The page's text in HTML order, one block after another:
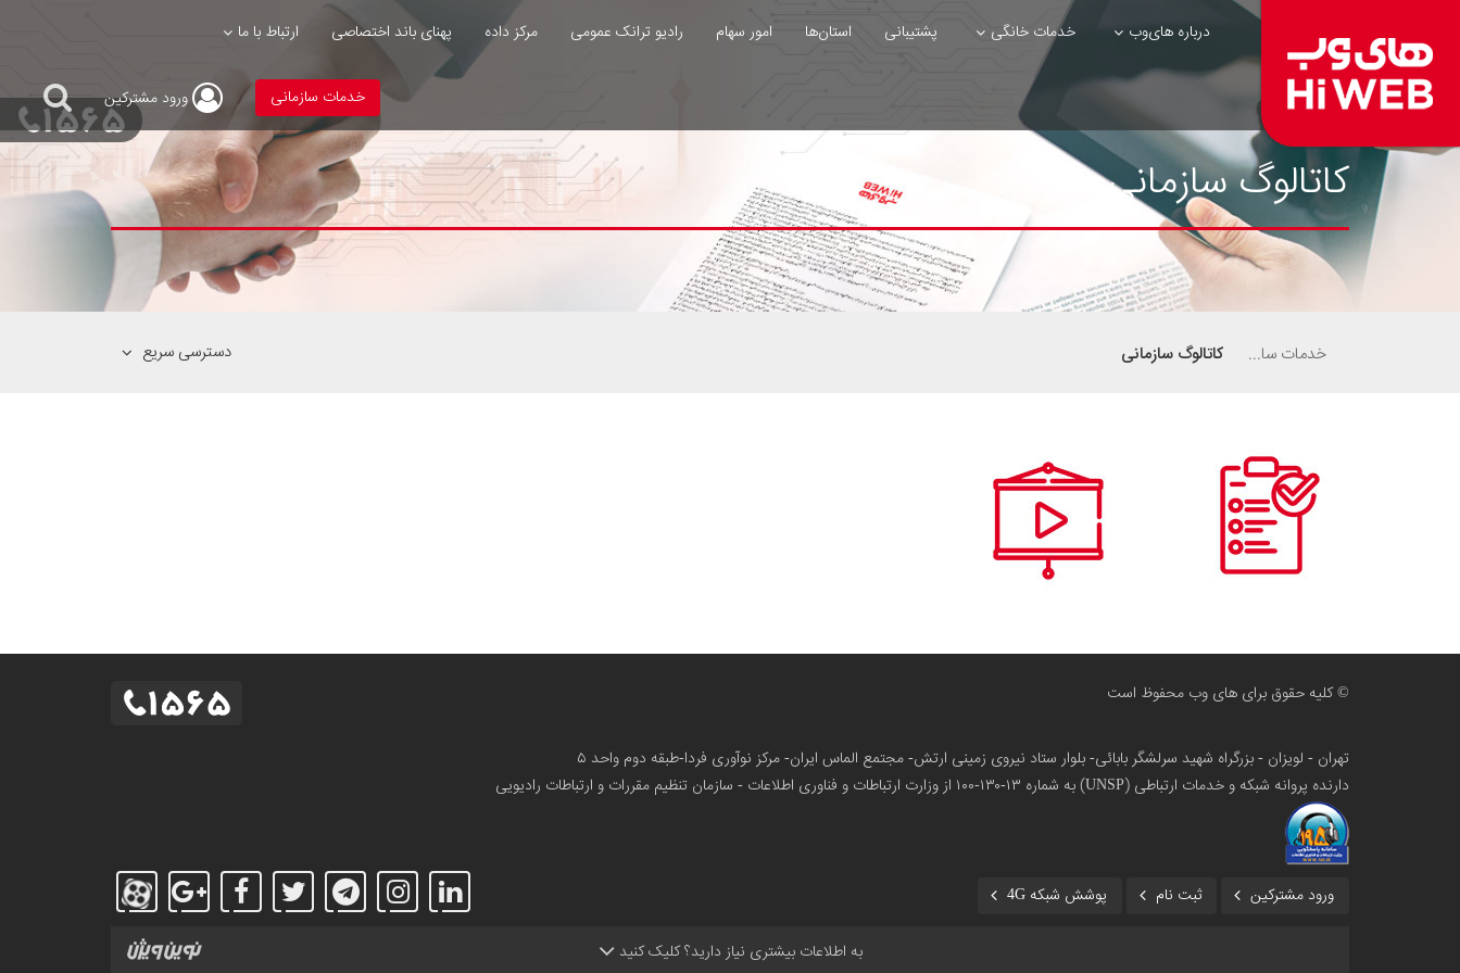
درباره های‌وب خدمات خانگی پشتیبانی استان‌ها امور سهام رادیو ترانک عمومی مرکز داده پهنای باند اختصاصی ارتباط با ما
ورود مشترکین خدمات سازمانی
کاتالوگ سازمانی
خدمات سازمانی کاتالوگ سازمانی دسترسی سریع
© کلیه حقوق برای های وب محفوظ است
تهران - لویزان - بزرگراه شهید سرلشگر بابائی- بلوار ستاد نیروی زمینی ارتش- مجتمع الماس ایران- مرکز نوآوری فردا-طبقه دوم واحد ۵
دارنده پروانه شبکه و خدمات ارتباطی (UNSP) به شماره ۱۳-۱۳۰-۱۰۰
از وزارت ارتباطات و فناوری اطلاعات - سازمان تنظیم مقررات و ارتباطات رادیویی
ورود مشترکین ثبت نام پوشش شبکه 4G
به اطلاعات بیشتری نیاز دارید؟ کلیک کنید
طراحی